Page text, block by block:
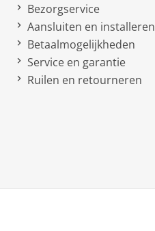
Bezorgservice
Aansluiten en installeren
Betaalmogelijkheden
Service en garantie
Ruilen en retourneren